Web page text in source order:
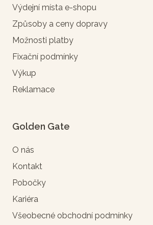
Výdejní místa e-shopu
Způsoby a ceny dopravy
Možnosti platby
Fixační podmínky
Výkup
Reklamace
Golden Gate
O nás
Kontakt
Pobočky
Kariéra
Všeobecné obchodní podmínky